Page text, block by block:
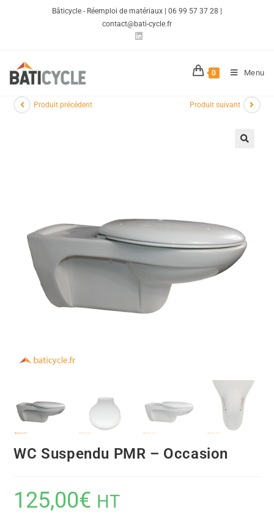
Bâticycle - Réemploi de matériaux | 06 99 57 37 28 |
contact@bati-cycle.fr
0 Menu
Produit précédent Produit suivant
WC Suspendu PMR – Occasion
125,00€ HT